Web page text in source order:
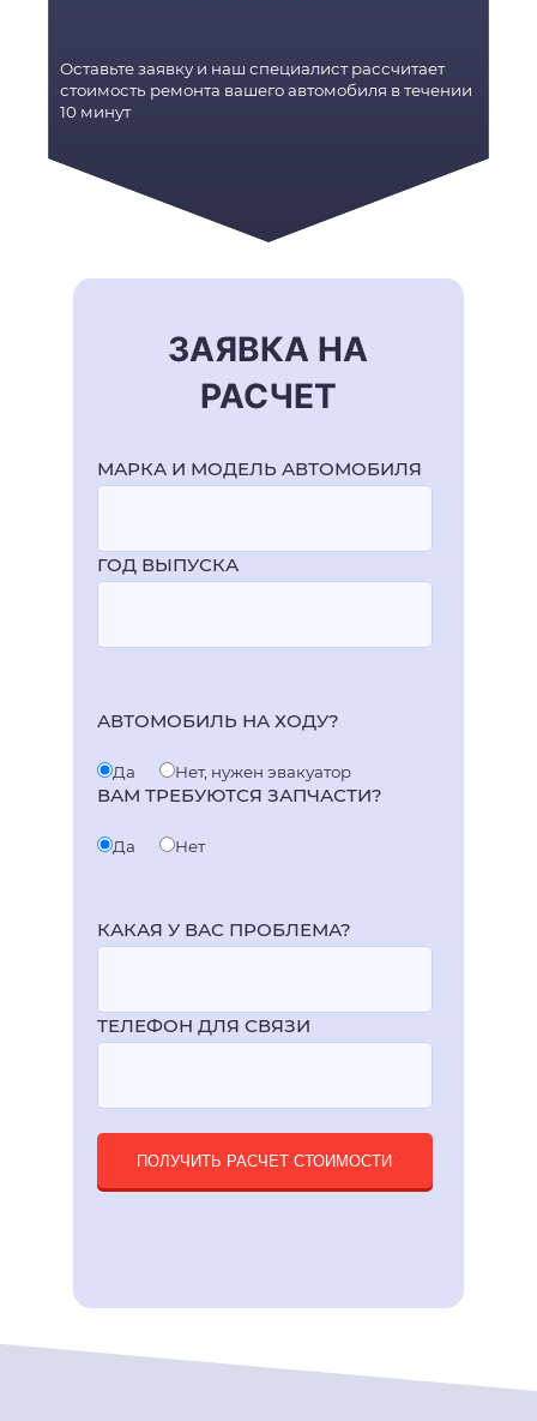
Оставьте заявку и наш специалист рассчитает
стоимость ремонта вашего автомобиля в течении
10 минут
ЗАЯВКА НА
РАСЧЕТ
МАРКА И МОДЕЛЬ АВТОМОБИЛЯ
ГОД ВЫПУСКА
АВТОМОБИЛЬ НА ХОДУ?
Да Нет, нужен эвакуатор
ВАМ ТРЕБУЮТСЯ ЗАПЧАСТИ?
Да Нет
КАКАЯ У ВАС ПРОБЛЕМА?
ТЕЛЕФОН ДЛЯ СВЯЗИ
ПОЛУЧИТЬ РАСЧЕТ СТОИМОСТИ